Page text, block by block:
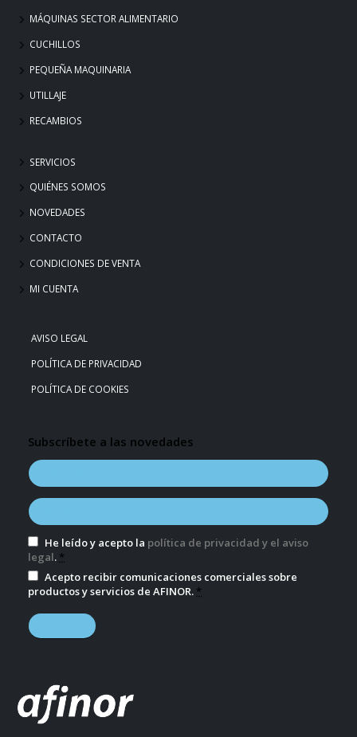
MÁQUINAS SECTOR ALIMENTARIO
CUCHILLOS
PEQUEÑA MAQUINARIA
UTILLAJE
RECAMBIOS
SERVICIOS
QUIÉNES SOMOS
NOVEDADES
CONTACTO
CONDICIONES DE VENTA
MI CUENTA
AVISO LEGAL
POLÍTICA DE PRIVACIDAD
POLÍTICA DE COOKIES
Subscríbete a las novedades
He leído y acepto la política de privacidad y el aviso
legal. *
Acepto recibir comunicaciones comerciales sobre
productos y servicios de AFINOR. *